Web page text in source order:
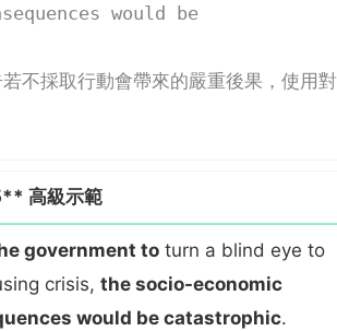
would be
不採取行動會帶來的嚴重後果，使用對
高級示範
government to turn a blind eye to
crisis, the socio-economic
would be catastrophic.